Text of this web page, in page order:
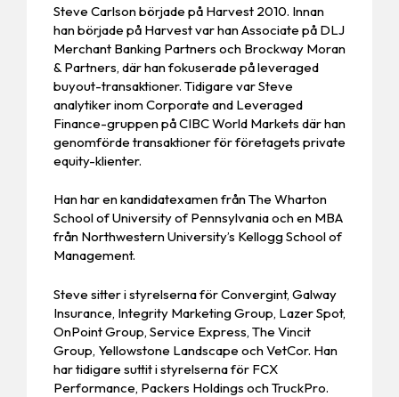
Steve Carlson började på Harvest 2010. Innan
han började på Harvest var han Associate på DLJ
Merchant Banking Partners och Brockway Moran
& Partners, där han fokuserade på leveraged
buyout-transaktioner. Tidigare var Steve
analytiker inom Corporate and Leveraged
Finance-gruppen på CIBC World Markets där han
genomförde transaktioner för företagets private
equity-klienter.
Han har en kandidatexamen från The Wharton
School of University of Pennsylvania och en MBA
från Northwestern University’s Kellogg School of
Management.
Steve sitter i styrelserna för Convergint, Galway
Insurance, Integrity Marketing Group, Lazer Spot,
OnPoint Group, Service Express, The Vincit
Group, Yellowstone Landscape och VetCor. Han
har tidigare suttit i styrelserna för FCX
Performance, Packers Holdings och TruckPro.